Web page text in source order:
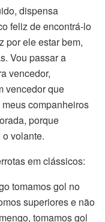
dispensa
feliz de encontrá-lo
por ele estar bem,
Vou passar a
vencedor,
vencedor que
companheiros
porque
volante.
em clássicos:
tomamos gol no
superiores e não
tomamos gol